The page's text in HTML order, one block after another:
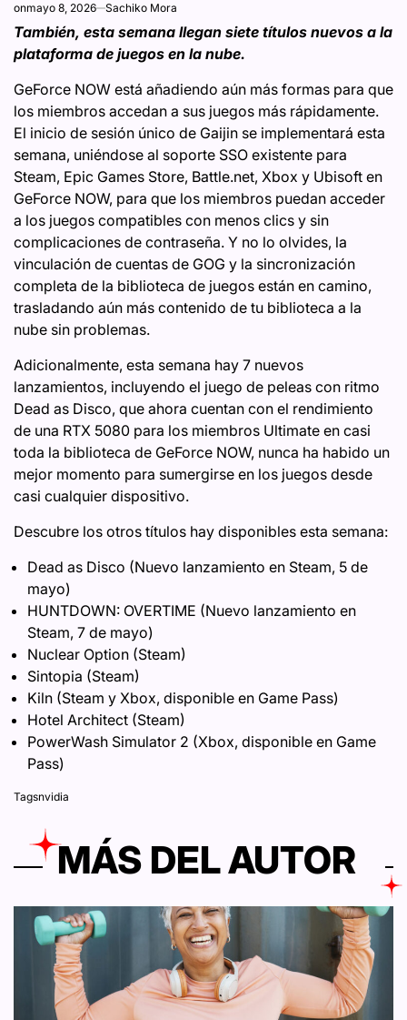
onmayo 8, 2026 Sachiko Mora
También, esta semana llegan siete títulos nuevos a la
plataforma de juegos en la nube.
GeForce NOW está añadiendo aún más formas para que
los miembros accedan a sus juegos más rápidamente.
El inicio de sesión único de Gaijin se implementará esta
semana, uniéndose al soporte SSO existente para
Steam, Epic Games Store, Battle.net, Xbox y Ubisoft en
GeForce NOW, para que los miembros puedan acceder
a los juegos compatibles con menos clics y sin
complicaciones de contraseña. Y no lo olvides, la
vinculación de cuentas de GOG y la sincronización
completa de la biblioteca de juegos están en camino,
trasladando aún más contenido de tu biblioteca a la
nube sin problemas.
Adicionalmente, esta semana hay 7 nuevos
lanzamientos, incluyendo el juego de peleas con ritmo
Dead as Disco, que ahora cuentan con el rendimiento
de una RTX 5080 para los miembros Ultimate en casi
toda la biblioteca de GeForce NOW, nunca ha habido un
mejor momento para sumergirse en los juegos desde
casi cualquier dispositivo.
Descubre los otros títulos hay disponibles esta semana:
Dead as Disco (Nuevo lanzamiento en Steam, 5 de
mayo)
HUNTDOWN: OVERTIME (Nuevo lanzamiento en
Steam, 7 de mayo)
Nuclear Option (Steam)
Sintopia (Steam)
Kiln (Steam y Xbox, disponible en Game Pass)
Hotel Architect (Steam)
PowerWash Simulator 2 (Xbox, disponible en Game
Pass)
Tagsnvidia
MÁS DEL AUTOR